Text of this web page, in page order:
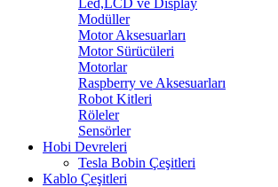
Led,LCD ve Display
Modüller
Motor Aksesuarları
Motor Sürücüleri
Motorlar
Raspberry ve Aksesuarları
Robot Kitleri
Röleler
Sensörler
Hobi Devreleri
Tesla Bobin Çeşitleri
Kablo Çeşitleri